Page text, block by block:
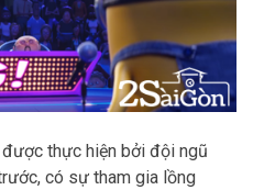
thực hiện bởi đội ngũ
có sự tham gia lồng